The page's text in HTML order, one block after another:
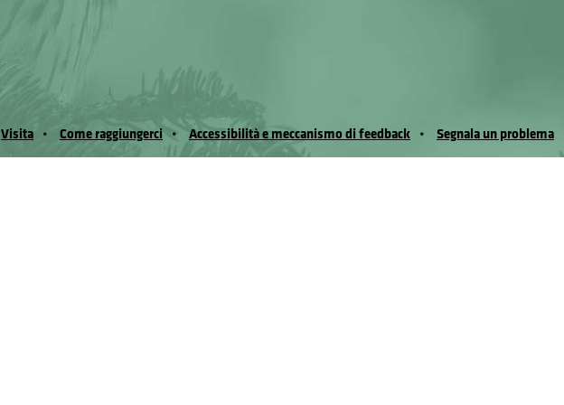
Visita Come raggiungerci Accessibilità e meccanismo di feedback Segnala un problema